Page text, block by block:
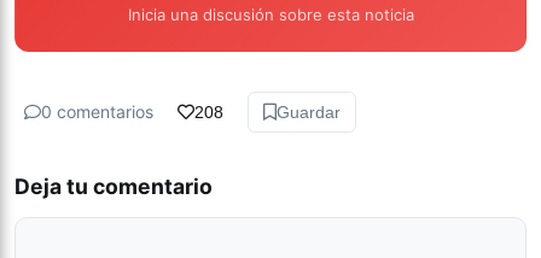
Inicia una discusión sobre esta noticia
0 comentarios 208 Guardar
Deja tu comentario